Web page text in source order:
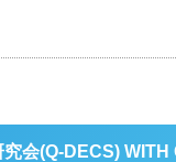
会(Q-DECS)